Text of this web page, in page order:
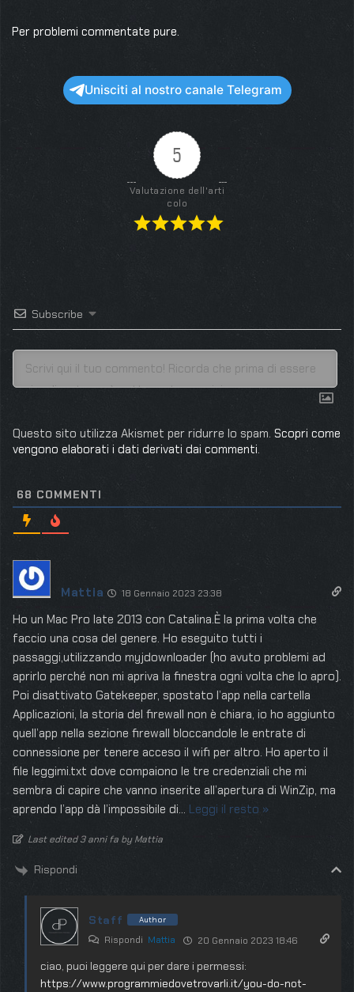
Per problemi commentate pure.
Unisciti al nostro canale Telegram
5
Valutazione dell'arti
colo
Subscribe
Questo sito utilizza Akismet per ridurre lo spam. Scopri come
vengono elaborati i dati derivati dai commenti.
68 COMMENTI
Mattia 18 Gennaio 2023 23:38
Ho un Mac Pro late 2013 con Catalina.È la prima volta che
faccio una cosa del genere. Ho eseguito tutti i
passaggi,utilizzando myjdownloader (ho avuto problemi ad
aprirlo perché non mi apriva la finestra ogni volta che lo apro).
Poi disattivato Gatekeeper, spostato l’app nella cartella
Applicazioni, la storia del firewall non è chiara, io ho aggiunto
quell’app nella sezione firewall bloccandole le entrate di
connessione per tenere acceso il wifi per altro. Ho aperto il
file leggimi.txt dove compaiono le tre credenziali che mi
sembra di capire che vanno inserite all’apertura di WinZip, ma
aprendo l’app dà l’impossibile di… Leggi il resto »
Last edited 3 anni fa by Mattia
Rispondi
Staff Author
Rispondi Mattia 20 Gennaio 2023 18:46
ciao, puoi leggere qui per dare i permessi:
https://www.programmiedovetrovarli.it/you-do-not-